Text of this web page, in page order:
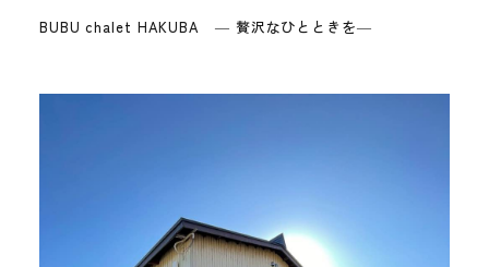
BUBU chalet HAKUBA ― 贅沢なひとときを―